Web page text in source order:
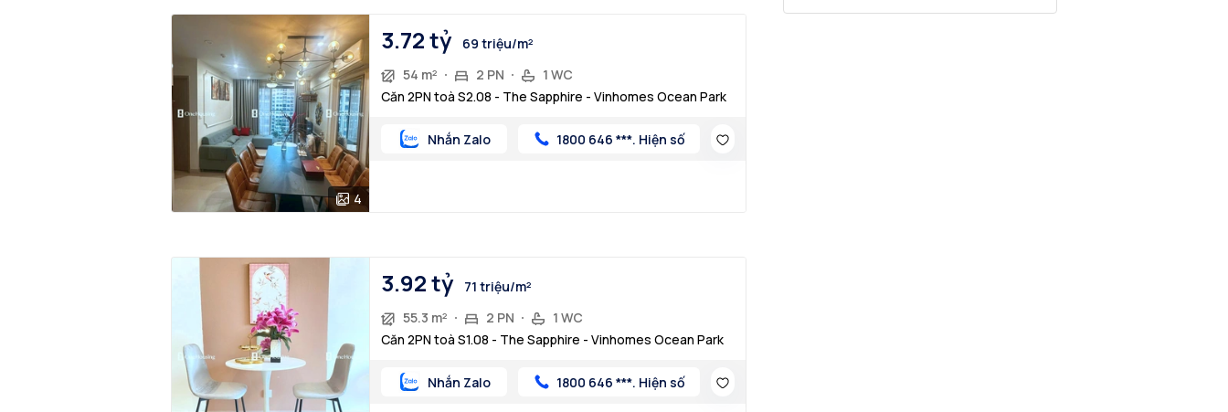
4
3.72 tỷ
69 triệu/m²
54 m²
2 PN
1 WC
Căn 2PN toà S2.08 - The Sapphire - Vinhomes Ocean Park
Nhắn Zalo 1800 646 ***. Hiện số
3.92 tỷ
71 triệu/m²
55.3 m²
2 PN
1 WC
Căn 2PN toà S1.08 - The Sapphire - Vinhomes Ocean Park
Nhắn Zalo 1800 646 ***. Hiện số